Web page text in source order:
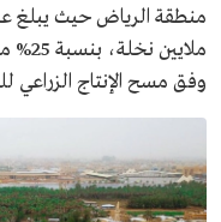
منطقة الرياض حيث يبلغ
وفق مسح الإنتاج الزراعي